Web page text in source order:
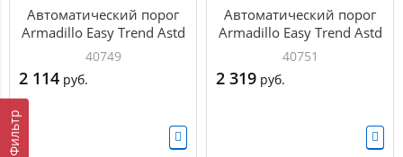
Фильтр
Автоматический порог
Armadillo Easy Trend Astd
Sq cod.Ast DSQ, B4/930
40749
2 114 руб.
Автоматический порог
Armadillo Easy Trend Astd
Sq cod.Ast DSQ, B4/1030
40751
2 319 руб.